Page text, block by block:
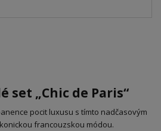
set „Chic de Paris“
pocit luxusu s tímto nadčasovým
francouzskou módou.